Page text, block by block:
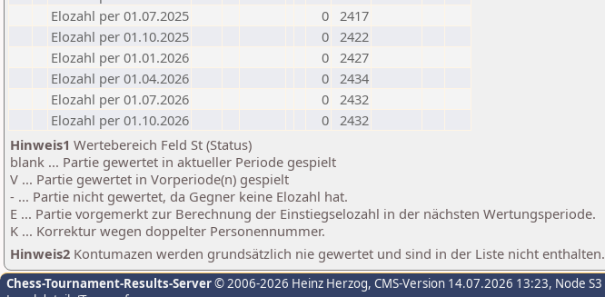
Elozahl per 01.07.2025
0 2417
Elozahl per 01.10.2025
0 2422
Elozahl per 01.01.2026
0 2427
Elozahl per 01.04.2026
0 2434
Elozahl per 01.07.2026
0 2432
Elozahl per 01.10.2026
0 2432
Hinweis1 Wertebereich Feld St (Status)
blank ... Partie gewertet in aktueller Periode gespielt
V ... Partie gewertet in Vorperiode(n) gespielt
- ... Partie nicht gewertet, da Gegner keine Elozahl hat.
E ... Partie vorgemerkt zur Berechnung der Einstiegselozahl in der nächsten Wertungsperiode.
K ... Korrektur wegen doppelter Personennummer.
Hinweis2 Kontumazen werden grundsätzlich nie gewertet und sind in der Liste nicht enthalten.
Chess-Tournament-Results-Server© 2006-2026 Heinz Herzog, CMS-Version 14.07.2026 13:23, Node S3